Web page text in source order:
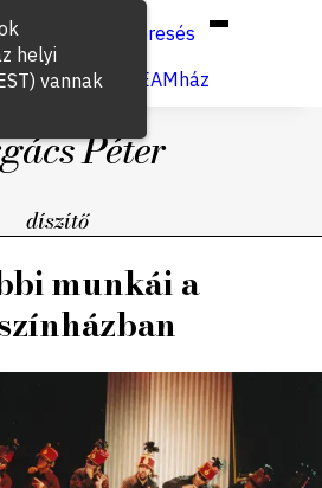
Keresés
VígSTREAMház
Péter
díszítő
munkái a
helyi
vannak